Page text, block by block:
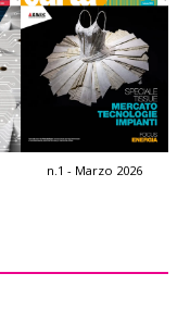
n.1 - Marzo 2026